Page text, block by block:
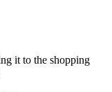
it to the shopping